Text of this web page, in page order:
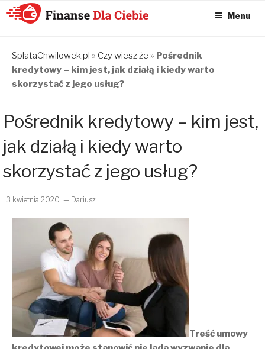
CHWILÓWEK
ONLINE – FINANSE
DLA CIEBIE –
SPŁATA
CHWILÓWEK I
KONSOLIDACJA
CHWILÓWEK
Menu
SplataChwilowek.pl » Czy wiesz że » Pośrednik
kredytowy – kim jest, jak działą i kiedy warto
skorzystać z jego usług?
Pośrednik kredytowy – kim jest,
jak działą i kiedy warto
skorzystać z jego usług?
3 kwietnia 2020 — Dariusz
Treść umowy